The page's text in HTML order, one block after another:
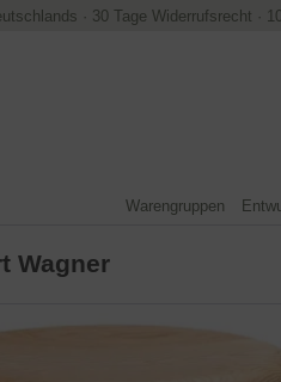
· 30 Tage Widerrufsrecht ·
Warengruppen
Wagner